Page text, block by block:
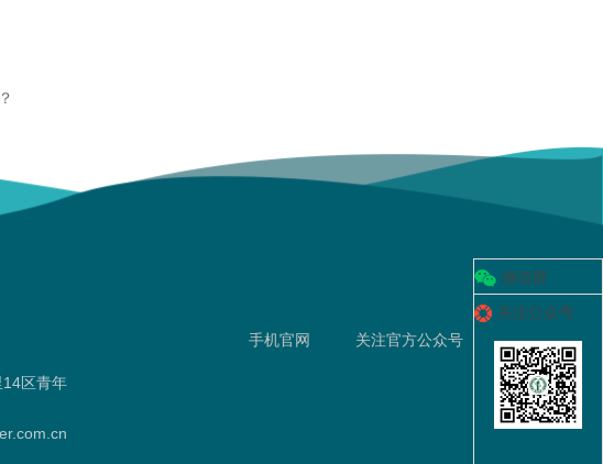
微信群
关注公众号
区青年
手机官网 关注官方公众号